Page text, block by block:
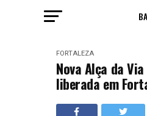
FORTALEZA
Nova Alça da
liberada em